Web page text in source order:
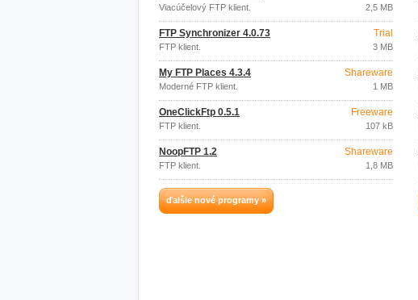
Viacúčelový FTP klient. 2,5 MB
FTP Synchronizer 4.0.73
FTP klient.
Trial
3 MB
My FTP Places 4.3.4
Moderné FTP klient.
Shareware
1 MB
OneClickFtp 0.5.1
FTP klient.
Freeware
107 kB
NoopFTP 1.2
FTP klient.
Shareware
1,8 MB
ďalšie nové programy »